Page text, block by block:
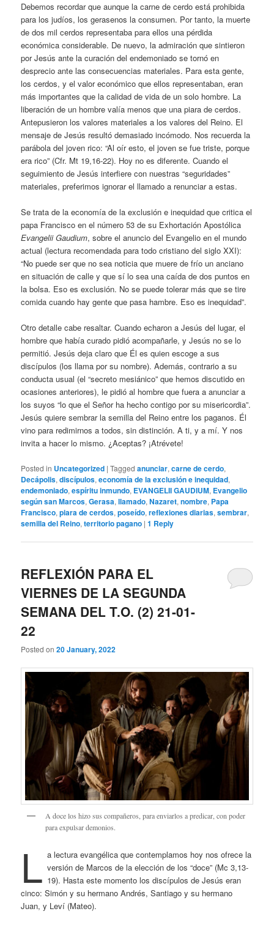
Debemos recordar que aunque la carne de cerdo está prohibida
para los judíos, los gerasenos la consumen. Por tanto, la muerte
de dos mil cerdos representaba para ellos una pérdida
económica considerable. De nuevo, la admiración que sintieron
por Jesús ante la curación del endemoniado se tornó en
desprecio ante las consecuencias materiales. Para esta gente,
los cerdos, y el valor económico que ellos representaban, eran
más importantes que la calidad de vida de un solo hombre. La
liberación de un hombre valía menos que una piara de cerdos.
Antepusieron los valores materiales a los valores del Reino. El
mensaje de Jesús resultó demasiado incómodo. Nos recuerda la
parábola del joven rico: “Al oír esto, el joven se fue triste, porque
era rico” (Cfr. Mt 19,16-22). Hoy no es diferente. Cuando el
seguimiento de Jesús interfiere con nuestras “seguridades”
materiales, preferimos ignorar el llamado a renunciar a estas.
Se trata de la economía de la exclusión e inequidad que critica el
papa Francisco en el número 53 de su Exhortación Apostólica
Evangelii Gaudium, sobre el anuncio del Evangelio en el mundo
actual (lectura recomendada para todo cristiano del siglo XXI):
“No puede ser que no sea noticia que muere de frío un anciano
en situación de calle y que sí lo sea una caída de dos puntos en
la bolsa. Eso es exclusión. No se puede tolerar más que se tire
comida cuando hay gente que pasa hambre. Eso es inequidad”.
Otro detalle cabe resaltar. Cuando echaron a Jesús del lugar, el
hombre que había curado pidió acompañarle, y Jesús no se lo
permitió. Jesús deja claro que Él es quien escoge a sus
discípulos (los llama por su nombre). Además, contrario a su
conducta usual (el “secreto mesiánico” que hemos discutido en
ocasiones anteriores), le pidió al hombre que fuera a anunciar a
los suyos “lo que el Señor ha hecho contigo por su misericordia”.
Jesús quiere sembrar la semilla del Reino entre los paganos. Él
vino para redimirnos a todos, sin distinción. A ti, y a mí. Y nos
invita a hacer lo mismo. ¿Aceptas? ¡Atrévete!
Posted in Uncategorized |Tagged anunciar,carne de cerdo,
Decápolis,discípulos,economía de la exclusión e inequidad,
endemoniado,espíritu inmundo, EVANGELII GAUDIUM, Evangelio
según san Marcos,Gerasa,llamado,Nazaret,nombre, Papa
Francisco,piara de cerdos,poseído,reflexiones diarias,sembrar,
semilla del Reino,territorio pagano |1 Reply
REFLEXIÓN PARA EL
VIERNES DE LA SEGUNDA
SEMANA DEL T.O. (2) 21-01-
22
Posted on20 January, 2022
A doce los hizo sus compañeros, para enviarlos a predicar, con poder
para expulsar demonios.
L a lectura evangélica que contemplamos hoy nos ofrece la
versión de Marcos de la elección de los “doce” (Mc 3,13-
19). Hasta este momento los discípulos de Jesús eran
cinco: Simón y su hermano Andrés, Santiago y su hermano
Juan, y Leví (Mateo).